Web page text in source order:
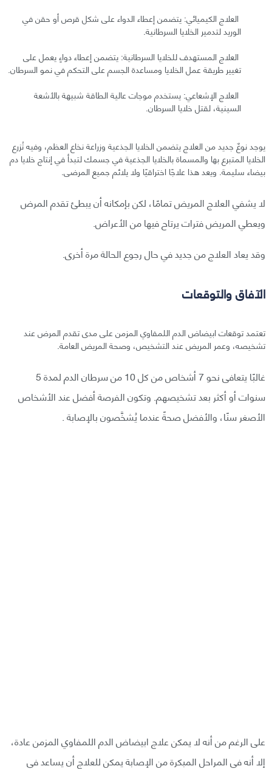
العلاج الكيميائي: يتضمن إعطاء الدواء على شكل قرص أو حقن في
الوريد لتدمير الخلايا السرطانية.
العلاج المستهدف للخلايا السرطانية: يتضمن إعطاء دواءٍ يعمل على
تغيير طريقة عمل الخلايا ومساعدة الجسم على التحكم في نمو السرطان.
العلاج الإشعاعي: يستخدم موجات عالية الطاقة شبيهة بالأشعة
السينية، لقتل خلايا السرطان.
يوجد نوعٌ جديد من العلاج يتضمن الخلايا الجذعية وزراعة نخاع العظم، وفيه تُزرع
الخلايا المتبرع بها والمسماة بالخلايا الجذعية في جسمك لتبدأ في إنتاج خلايا دم
بيضاء سليمة. ويعد هذا علاجًا اختراقيًا ولا يلائم جميع المرضى.
لا يشفي العلاج المريض تمامًا، لكن بإمكانه أن يبطئ تقدم المرض
ويعطي المريض فترات يرتاح فيها من الأعراض.
وقد يعاد العلاج من جديد في حال رجوع الحالة مرة أخرى.
الآفاق والتوقعات
تعتمد توقعات ابيضاض الدم اللمفاوي المزمن على مدى تقدم المرض عند
تشخيصه، وعمر المريض عند التشخيص، وصحة المريض العامة.
غالبًا يتعافى نحو 7 أشخاص من كل 10 من سرطان الدم لمدة 5
سنوات أو أكثر بعد تشخيصهم. وتكون الفرصة أفضل عند الأشخاص
الأصغر سنًا، والأفضل صحةً عندما يُشخَّصون بالإصابة .
على الرغم من أنه لا يمكن علاج ابيضاض الدم اللمفاوي المزمن عادة،
إلا أنه في المراحل المبكرة من الإصابة يمكن للعلاج أن يساعد في